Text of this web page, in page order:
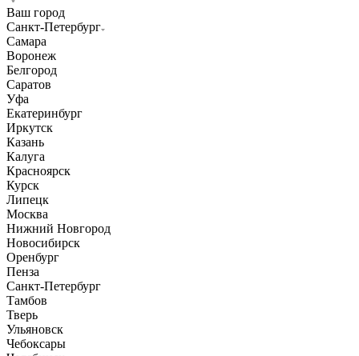
Ваш город
Санкт-Петербург
Самара
Воронеж
Белгород
Саратов
Уфа
Екатеринбург
Иркутск
Казань
Калуга
Красноярск
Курск
Липецк
Москва
Нижний Новгород
Новосибирск
Оренбург
Пенза
Санкт-Петербург
Тамбов
Тверь
Ульяновск
Чебоксары